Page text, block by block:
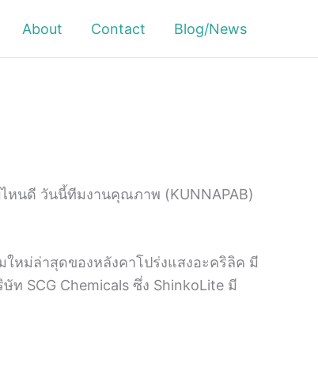
About Contact Blog/News
หนดี วันนี้ทีมงานคุณภาพ (KUNNAPAB)
ใหม่ล่าสุดของหลังคาโปร่งแสงอะคริลิค มี
SCG Chemicals ซึ่ง ShinkoLite มี